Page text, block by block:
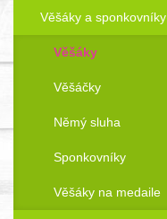
Věšáky a sponkovníky
Věšáky
Věšáčky
Němý sluha
Sponkovníky
Věšáky na medaile